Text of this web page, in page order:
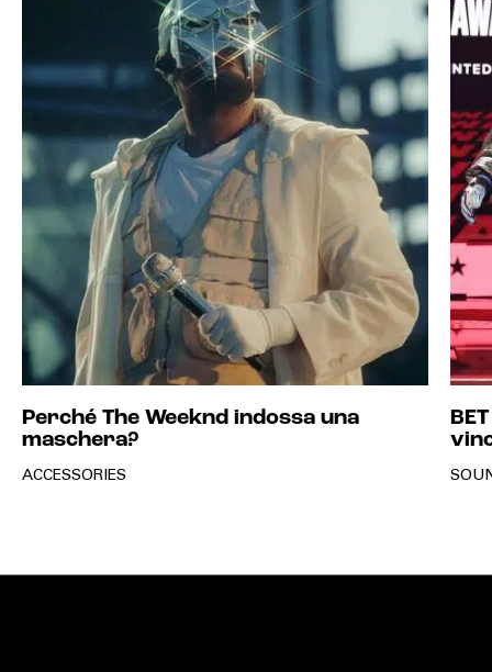
Perché The Weeknd indossa una
maschera?
ACCESSORIES